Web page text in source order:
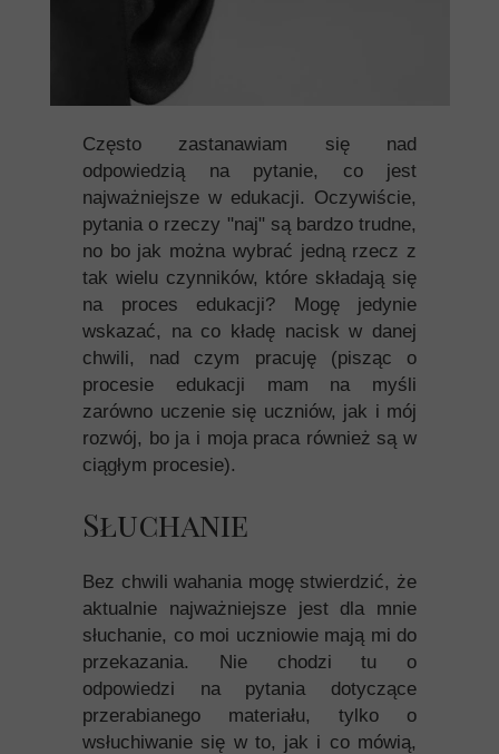
Często zastanawiam się nad
odpowiedzią na pytanie, co jest
najważniejsze w edukacji. Oczywiście,
pytania o rzeczy "naj" są bardzo trudne,
no bo jak można wybrać jedną rzecz z
tak wielu czynników, które składają się
na proces edukacji? Mogę jedynie
wskazać, na co kładę nacisk w danej
chwili, nad czym pracuję (pisząc o
procesie edukacji mam na myśli
zarówno uczenie się uczniów, jak i mój
rozwój, bo ja i moja praca również są w
ciągłym procesie).
Słuchanie
Bez chwili wahania mogę stwierdzić, że
aktualnie najważniejsze jest dla mnie
słuchanie, co moi uczniowie mają mi do
przekazania. Nie chodzi tu o
odpowiedzi na pytania dotyczące
przerabianego materiału, tylko o
wsłuchiwanie się w to, jak i co mówią,